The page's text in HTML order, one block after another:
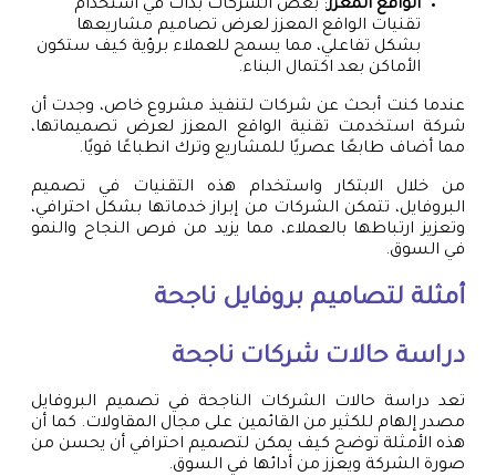
الواقع المعزز: بعض الشركات بدأت في استخدام
تقنيات الواقع المعزز لعرض تصاميم مشاريعها
بشكل تفاعلي، مما يسمح للعملاء برؤية كيف ستكون
الأماكن بعد اكتمال البناء.
عندما كنت أبحث عن شركات لتنفيذ مشروع خاص، وجدت أن
شركة استخدمت تقنية الواقع المعزز لعرض تصميماتها،
مما أضاف طابعًا عصريًا للمشاريع وترك انطباعًا قويًا.
من خلال الابتكار واستخدام هذه التقنيات في تصميم
البروفايل، تتمكن الشركات من إبراز خدماتها بشكل احترافي،
وتعزيز ارتباطها بالعملاء، مما يزيد من فرص النجاح والنمو
في السوق.
أمثلة لتصاميم بروفايل ناجحة
دراسة حالات شركات ناجحة
تعد دراسة حالات الشركات الناجحة في تصميم البروفايل
مصدر إلهام للكثير من القائمين على مجال المقاولات. كما أن
هذه الأمثلة توضح كيف يمكن لتصميم احترافي أن يحسن من
صورة الشركة ويعزز من أدائها في السوق.